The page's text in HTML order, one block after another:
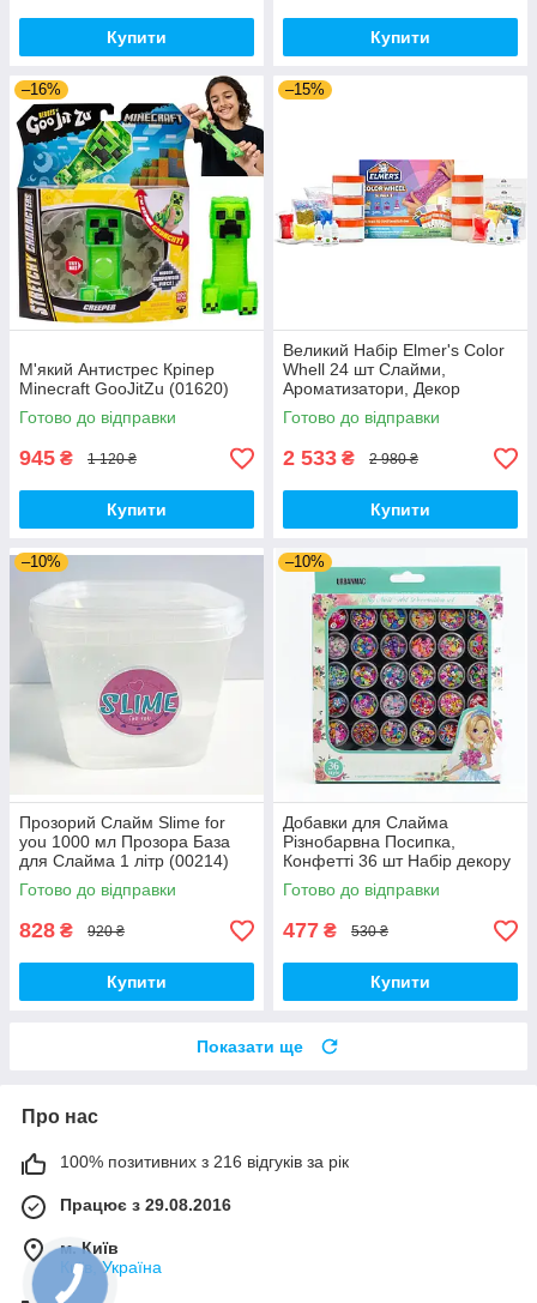
Купити Купити
–16%
М'який Антистрес Кріпер
Minecraft GooJitZu (01620)
Готово до відправки
945 ₴ 1 120 ₴
Купити
–15%
Великий Набір Elmer's Color
Whell 24 шт Слайми,
Ароматизатори, Декор
(01793)
Готово до відправки
2 533 ₴ 2 980 ₴
Купити
–10%
Прозорий Слайм Slime for
you 1000 мл Прозора База
для Слайма 1 літр (00214)
Готово до відправки
828 ₴ 920 ₴
Купити
–10%
Добавки для Слайма
Різнобарвна Посипка,
Конфетті 36 шт Набір декору
для манікюру (01182)
Готово до відправки
477 ₴ 530 ₴
Купити
Показати ще
Про нас
100% позитивних з 216 відгуків за рік
Працює з 29.08.2016
м. Київ
Київ, Україна